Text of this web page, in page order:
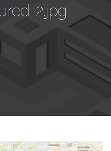
2.jpg